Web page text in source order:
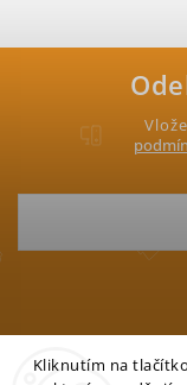
Kliknutím na